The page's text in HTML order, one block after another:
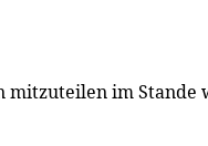
mitzuteilen im Stande